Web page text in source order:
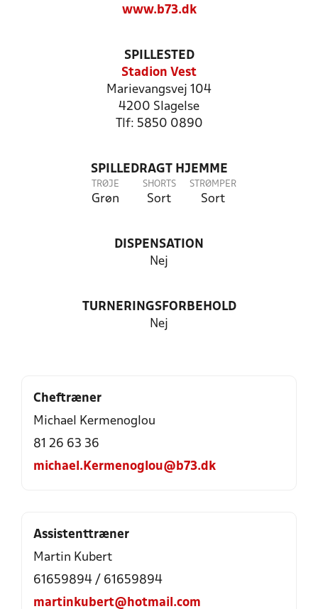
www.b73.dk
SPILLESTED
Stadion Vest
Marievangsvej 104
4200 Slagelse
Tlf: 5850 0890
SPILLEDRAGT HJEMME
TRØJE
Grøn
SHORTS
Sort
STRØMPER
Sort
DISPENSATION
Nej
TURNERINGSFORBEHOLD
Nej
Cheftræner
Michael Kermenoglou
81 26 63 36
michael.Kermenoglou@b73.dk
Assistenttræner
Martin Kubert
61659894 / 61659894
martinkubert@hotmail.com